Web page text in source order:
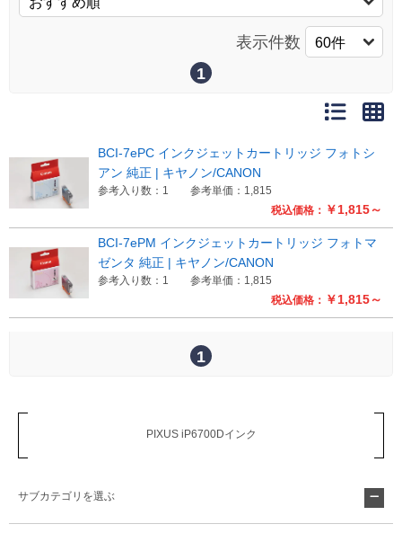
ログアウト
Myページ 見積書 お気に入り
表示件数
1
税込価格： ￥1,815～
BCI-7ePC インクジェットカートリッジ フォトシ
アン 純正 | キヤノン/CANON
参考入り数：1 参考単価：1,815
税込価格： ￥1,815～
BCI-7ePM インクジェットカートリッジ フォトマ
ゼンタ 純正 | キヤノン/CANON
参考入り数：1 参考単価：1,815
1
PIXUS iP6700Dインク
サブカテゴリを選ぶ